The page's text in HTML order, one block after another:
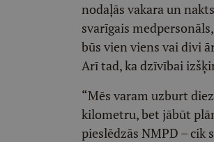
nodaļās vakara un
svarīgais
būs vien viens vai divi
Arī tad, ka dzīvībai
“Mēs varam uzburt
kilometru, bet jābūt
pieslēdzās NMPD – cik